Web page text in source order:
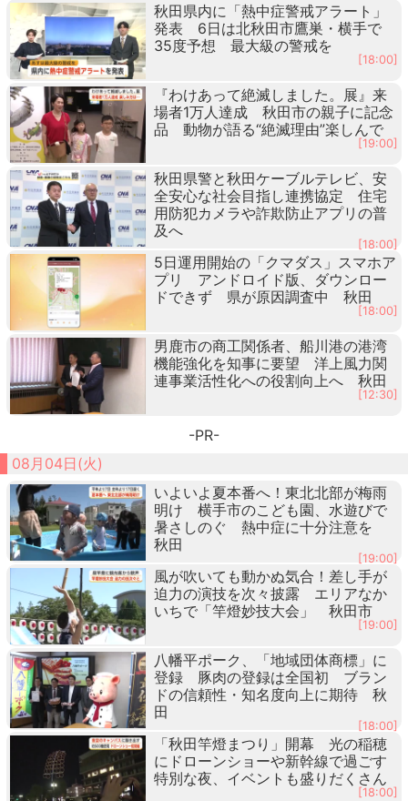
秋田県内に「熱中症警戒アラート」
発表 6日は北秋田市鷹巣・横手で
35度予想 最大級の警戒を
[18:00]
『わけあって絶滅しました。展』来
場者1万人達成 秋田市の親子に記念
品 動物が語る“絶滅理由”楽しんで
[19:00]
秋田県警と秋田ケーブルテレビ、安
全安心な社会目指し連携協定 住宅
用防犯カメラや詐欺防止アプリの普
及へ
[18:00]
5日運用開始の「クマダス」スマホア
プリ アンドロイド版、ダウンロー
ドできず 県が原因調査中 秋田
[18:00]
男鹿市の商工関係者、船川港の港湾
機能強化を知事に要望 洋上風力関
連事業活性化への役割向上へ 秋田
[12:30]
-PR-
08月04日(火)
いよいよ夏本番へ！東北北部が梅雨
明け 横手市のこども園、水遊びで
暑さしのぐ 熱中症に十分注意を
秋田
[19:00]
風が吹いても動かぬ気合！差し手が
迫力の演技を次々披露 エリアなか
いちで「竿燈妙技大会」 秋田市
[19:00]
八幡平ポーク、「地域団体商標」に
登録 豚肉の登録は全国初 ブラン
ドの信頼性・知名度向上に期待 秋
田
[18:00]
「秋田竿燈まつり」開幕 光の稲穂
にドローンショーや新幹線で過ごす
特別な夜、イベントも盛りだくさん
[18:00]